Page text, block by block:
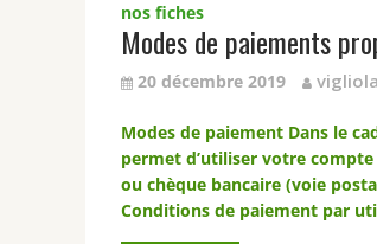
nos fiches
Modes de paiements
20 décembre 2019
Modes de paiement Dans le
permet d’utiliser votre
ou chèque bancaire (voie
Conditions de paiement par